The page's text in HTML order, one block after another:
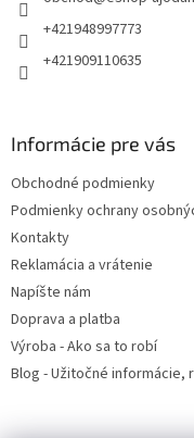
+421948997773
+421909110635
Informácie pre vás
Obchodné podmienky
Podmienky ochrany
Kontakty
Reklamácia a vrátenie
Napíšte nám
Doprava a platba
Výroba - Ako sa to robí
Blog - Užitočné informácie,